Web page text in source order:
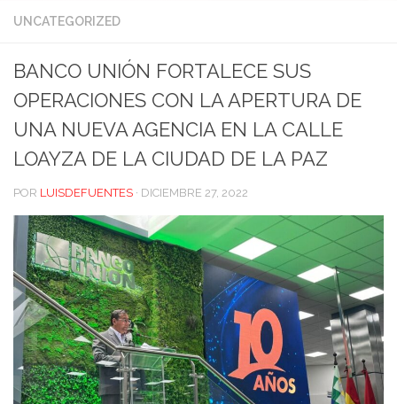
UNCATEGORIZED
BANCO UNIÓN FORTALECE SUS
OPERACIONES CON LA APERTURA DE
UNA NUEVA AGENCIA EN LA CALLE
LOAYZA DE LA CIUDAD DE LA PAZ
POR LUISDEFUENTES · DICIEMBRE 27, 2022